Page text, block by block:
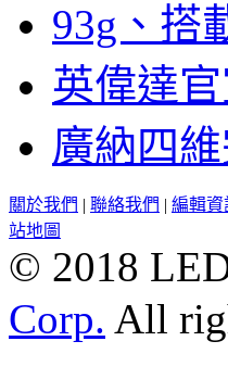
93g、搭
英偉達
廣納四
關於我們 | 聯絡我們 | 編輯資
站地圖
© 2018
Corp. All